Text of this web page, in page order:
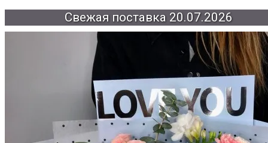
Свежая поставка 20.07.2026